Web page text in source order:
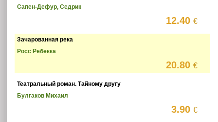
Сапен-Дефур, Седрик
12.40€
Зачарованная река
Росс Ребекка
20.80€
Театральный роман. Тайному другу
Булгаков Михаил
3.90€